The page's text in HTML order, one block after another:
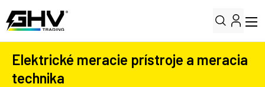
Elektrické meracie prístroje a meracia
technika